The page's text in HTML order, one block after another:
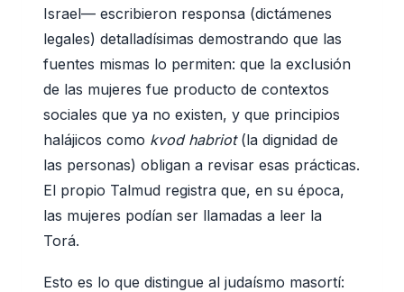
Israel— escribieron responsa (dictámenes
legales) detalladísimas demostrando que las
fuentes mismas lo permiten: que la exclusión
de las mujeres fue producto de contextos
sociales que ya no existen, y que principios
halájicos como kvod habriot(la dignidad de
las personas) obligan a revisar esas prácticas.
El propio Talmud registra que, en su época,
las mujeres podían ser llamadas a leer la
Torá.
Esto es lo que distingue al judaísmo masortí: